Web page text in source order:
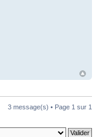
3 message(s) • Page 1 sur 1